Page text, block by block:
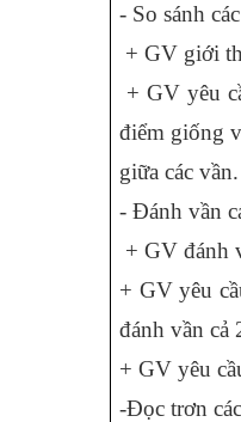
- So sánh
+ GV giới
+ GV yêu
điểm giống
giữa các vần.
- Đánh vần
+ GV đánh
+ GV yêu
đánh vần cả
+ GV yêu
-Đọc trơn